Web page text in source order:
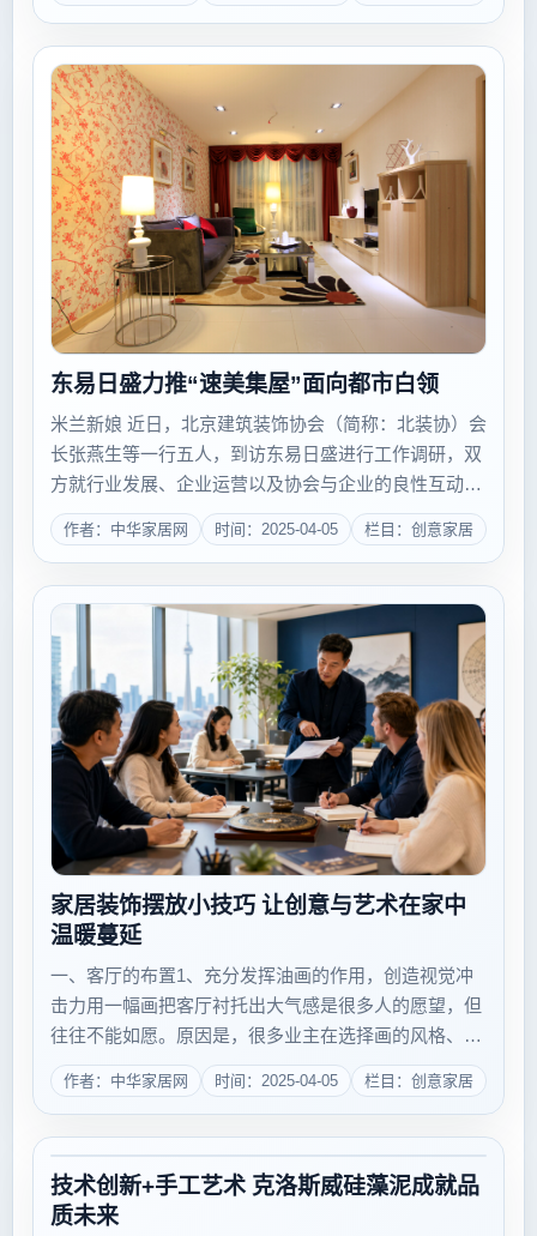
东易日盛力推“速美集屋”面向都市白领
米兰新娘 近日，北京建筑装饰协会（简称：北装协）会
长张燕生等一行五人，到访东易日盛进行工作调研，双
方就行业发展、企业运营以及协会与企业的良性互动展
开了深入交流。东易日盛董事长陈辉介绍了企业运营状
况及发展战略，特别是针对市场上的中端客户群，东易
作者：中华家居网 时间：2025-04-05 栏目：创意家居
家居装饰摆放小技巧 让创意与艺术在家中
温暖蔓延
一、客厅的布置1、充分发挥油画的作用，创造视觉冲
击力用一幅画把客厅衬托出大气感是很多人的愿望，但
往往不能如愿。原因是，很多业主在选择画的风格、以
及画描述的主题与自家家居的设计风格、室内面积不够
吻合。光是模仿国外的设计很难真正设计出那种艺术感
作者：中华家居网 时间：2025-04-05 栏目：创意家居
技术创新+手工艺术 克洛斯威硅藻泥成就品
质未来